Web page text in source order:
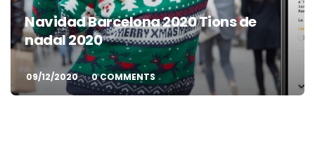
Navidad Barcelona 2020 Tions de
nadal 2020
09/12/2020 0 COMMENTS